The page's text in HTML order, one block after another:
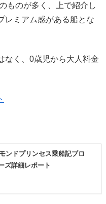
ものが多く、上で紹介し
レミアム感がある船とな
なく、0歳児から大人料金
ンドプリンセス乗船記ブロ
ズ詳細レポート